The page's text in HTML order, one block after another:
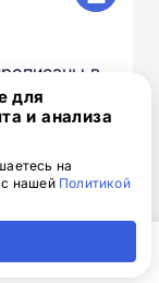
в
на оплату.
3
по
для
и анализа
на
с нашей Политикой